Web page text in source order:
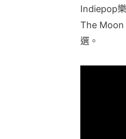
Indiepop
The Moon
選。